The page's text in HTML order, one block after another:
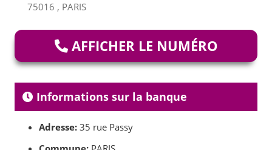
75016 , PARIS
AFFICHER LE NUMÉRO
Informations sur la banque
Adresse: 35 rue Passy